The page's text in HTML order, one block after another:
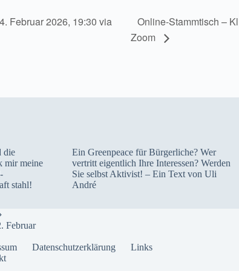
Februar 2026, 19:30 via
Online-Stammtisch –
Zoom
die
mir meine
stahl!
Ein Greenpeace für Bürgerliche? Wer
vertritt eigentlich Ihre Interessen? Werden
Sie selbst Aktivist! – Ein Text von Uli
André
Februar
Datenschutzerklärung
Links